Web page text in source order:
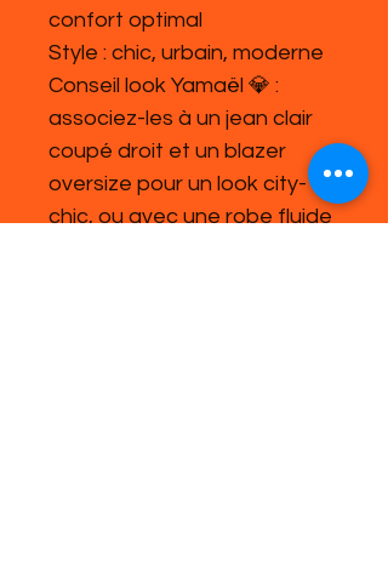
confort optimal
Style : chic, urbain, moderne
Conseil look Yamaël 💎 :
associez-les à un jean clair
coupé droit et un blazer
oversize pour un look city-
chic, ou avec une robe fluide